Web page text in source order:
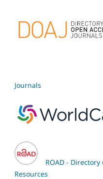
Journals
ROAD - Directory
Resources